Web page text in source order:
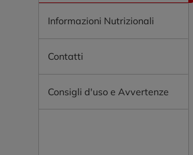
Informazioni Nutrizionali
Contatti
Consigli d'uso e Avvertenze